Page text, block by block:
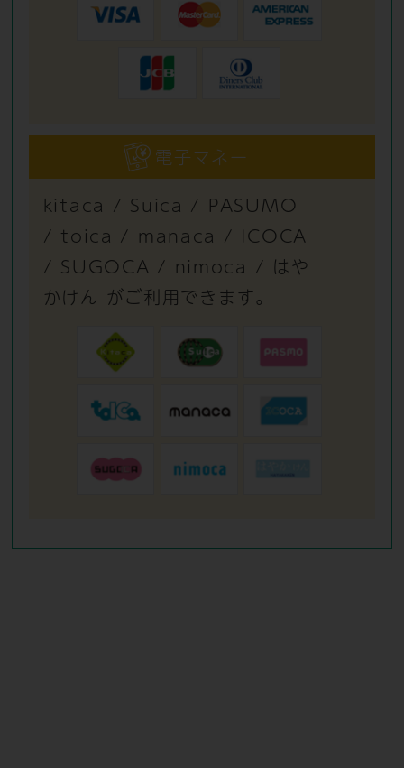
電子マネー
kitaca / Suica / PASUMO
/ toica / manaca / ICOCA
/ SUGOCA / nimoca / はや
かけん がご利用できます。